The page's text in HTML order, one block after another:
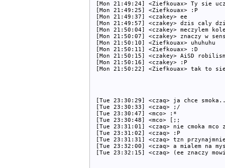
[Mon 21:49:24] <Ziefkouax> Ty sie
[Mon 21:49:25] <Ziefkouax> :P
[Mon 21:49:37] <czakey> ee
[Mon 21:49:57] <czakey> dzis caly
[Mon 21:50:04] <czakey> meczylem
[Mon 21:50:07] <czakey> znaczy w
[Mon 21:50:10] <Ziefkouax> uhuhuhu
[Mon 21:50:11] <Ziefkouax> :D
[Mon 21:50:15] <czakey> AiSD
[Mon 21:50:16] <czakey> :P
[Tue 23:30:29] <czaq> ja chce
[Tue 23:30:33] <czaq> ;/
[Tue 23:30:47] <mco> :*
[Tue 23:30:48] <mco> [;;
[Tue 23:31:01] <czaq> nie cmoka mco
[Tue 23:31:02] <czaq> :P
[Tue 23:31:31] <czaq> tzn
[Tue 23:32:00] <czaq> a mialem na